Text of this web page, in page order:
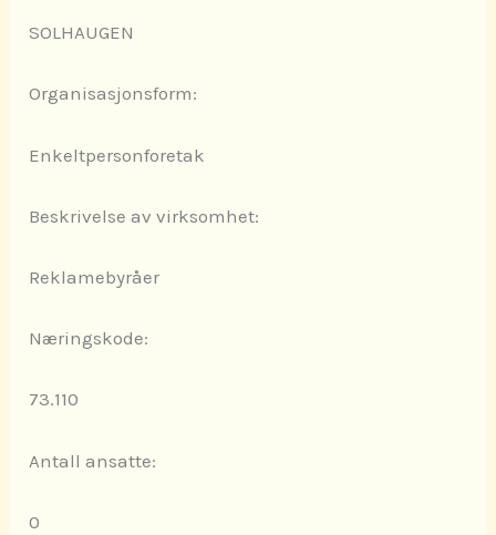
SOLHAUGEN
Organisasjonsform:
Enkeltpersonforetak
Beskrivelse av virksomhet:
Reklamebyråer
Næringskode:
73.110
Antall ansatte:
0